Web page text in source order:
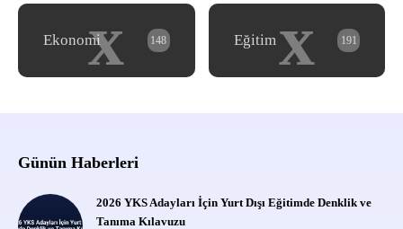
x
Ekonomi 148 x
Eğitim 191
Günün Haberleri
2026 YKS Adayları İçin Yurt Dışı Eğitimde Denklik ve
Tanıma Kılavuzu